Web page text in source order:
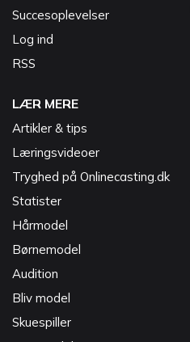
Succesoplevelser
Log ind
RSS
LÆR MERE
Artikler & tips
Læringsvideoer
Tryghed på Onlinecasting.dk
Statister
Hårmodel
Børnemodel
Audition
Bliv model
Skuespiller